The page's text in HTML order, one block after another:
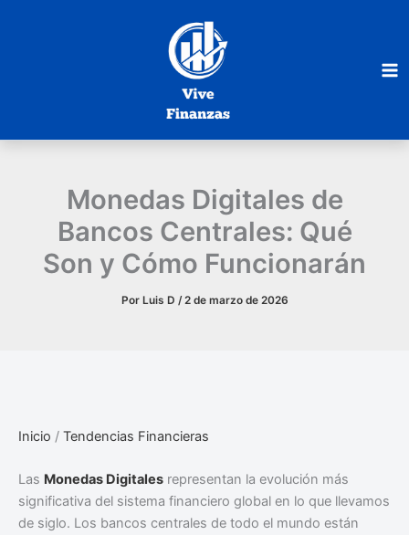
Monedas Digitales de
Bancos Centrales: Qué
Son y Cómo Funcionarán
Por Luis D /2 de marzo de 2026
Inicio / Tendencias Financieras
Las Monedas Digitales representan la evolución más
significativa del sistema financiero global en lo que llevamos
de siglo. Los bancos centrales de todo el mundo están